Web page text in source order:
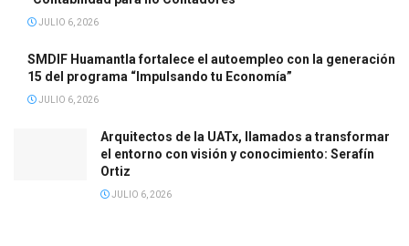
JULIO 6, 2026
SMDIF Huamantla fortalece el autoempleo con la generación
15 del programa “Impulsando tu Economía”
JULIO 6, 2026
Arquitectos de la UATx, llamados a transformar
el entorno con visión y conocimiento: Serafín
Ortiz
JULIO 6, 2026